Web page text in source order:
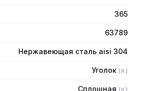
365
63789
Нержавеющая сталь aisi 304
Уголок (л.)
Сплошная (л.)